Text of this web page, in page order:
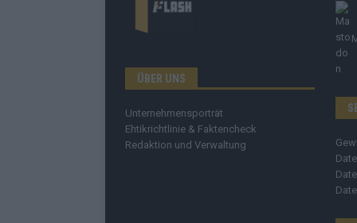
ÜBER UNS
Unternehmensporträt
Ehtikrichtlinie & Faktencheck
Redaktion und Verwaltung